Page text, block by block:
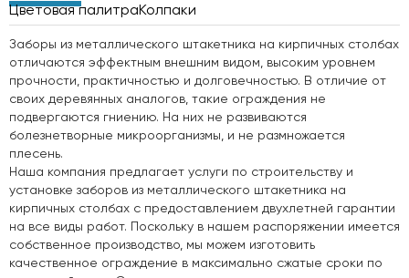
Цветовая палитраКолпаки
Заборы из металлического штакетника на кирпичных столбах
отличаются эффектным внешним видом, высоким уровнем
прочности, практичностью и долговечностью. В отличие от
своих деревянных аналогов, такие ограждения не
подвергаются гниению. На них не развиваются
болезнетворные микроорганизмы, и не размножается
плесень.
Наша компания предлагает услуги по строительству и
установке заборов из металлического штакетника на
кирпичных столбах с предоставлением двухлетней гарантии
на все виды работ. Поскольку в нашем распоряжении имеется
собственное производство, мы можем изготовить
качественное ограждение в максимально сжатые сроки по